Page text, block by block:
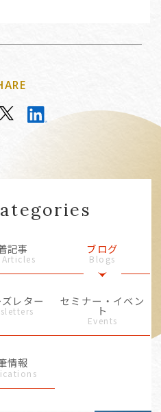
記事
Articles
ブログ
Blogs
レター セミナー・イベン
ト
Events
情報